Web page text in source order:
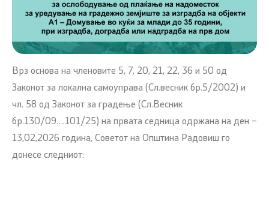
Врз основа на членовите 5, 7, 20, 21, 22, 36 и 50 од
Законот за локална самоуправа (Сл.весник бр.5/2002) и
чл. 58 од Законот за градење (Сл.Весник
бр.130/09….101/25) на првата седница одржана на ден –
13,02,2026 година, Советот на Општина Радовиш го
донесе следниот: